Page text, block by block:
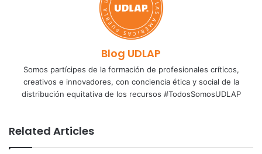
Blog UDLAP
Somos partícipes de la formación de profesionales críticos,
creativos e innovadores, con conciencia ética y social de la
distribución equitativa de los recursos #TodosSomosUDLAP
Related Articles